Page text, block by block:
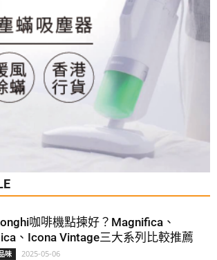
咖啡機點揀好？Magnifica、
、Icona Vintage三大系列比較推薦
味 2025-05-06